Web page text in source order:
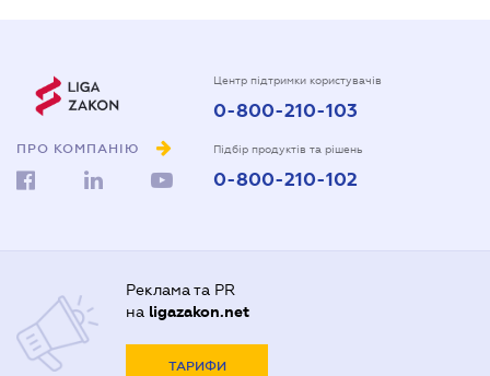
ПРО КОМПАНІЮ
Центр підтримки користувачів
0-800-210-103
Підбір продуктів та рішень
0-800-210-102
Реклама та PR
на ligazakon.net
ТАРИФИ